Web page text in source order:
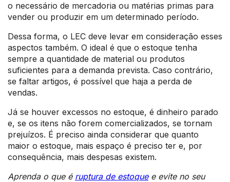
o necessário de mercadoria ou matérias primas para
vender ou produzir em um determinado período.
Dessa forma, o LEC deve levar em consideração esses
aspectos também. O ideal é que o estoque tenha
sempre a quantidade de material ou produtos
suficientes para a demanda prevista. Caso contrário,
se faltar artigos, é possível que haja a perda de
vendas.
Já se houver excessos no estoque, é dinheiro parado
e, se os itens não forem comercializados, se tornam
prejuízos. É preciso ainda considerar que quanto
maior o estoque, mais espaço é preciso ter e, por
consequência, mais despesas existem.
Aprenda o que é ruptura de estoquee evite no seu